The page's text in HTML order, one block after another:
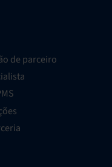
de parceiro